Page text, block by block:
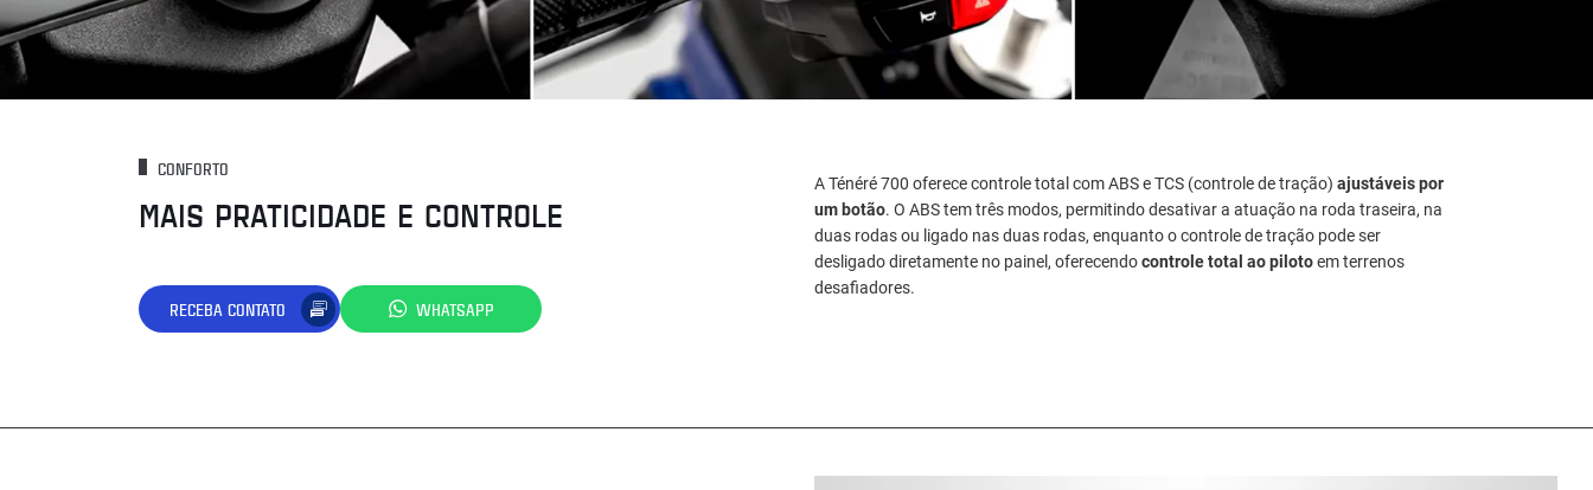
CONFORTO
MAIS PRATICIDADE E CONTROLE
RECEBA CONTATO WHATSAPP
A Ténéré 700 oferece controle total com ABS e TCS (controle de tração) ajustáveis por
um botão. O ABS tem três modos, permitindo desativar a atuação na roda traseira, na
duas rodas ou ligado nas duas rodas, enquanto o controle de tração pode ser
desligado diretamente no painel, oferecendocontrole total ao pilotoem terrenos
desafiadores.